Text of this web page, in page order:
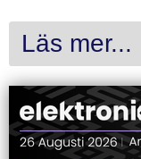
Läs mer...